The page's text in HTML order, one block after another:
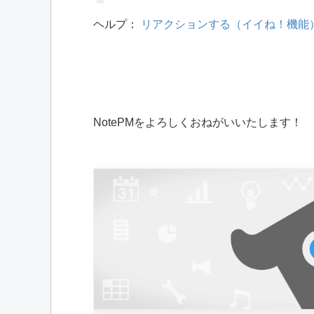
ヘルプ： リアクションする（イイね！機能
NotePMをよろしくおねがいいたします！